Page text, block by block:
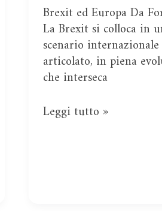
Brexit ed Europa Da
La Brexit si colloca in
scenario
articolato, in piena
che interseca
Leggi tutto »